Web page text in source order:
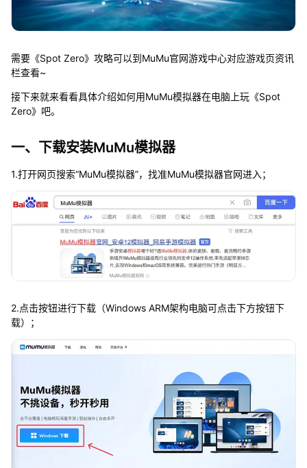
需要《Spot Zero》攻略可以到MuMu官网游戏中心对应游戏页资讯
栏查看~
接下来就来看看具体介绍如何用MuMu模拟器在电脑上玩《Spot
Zero》吧。
一、下载安装MuMu模拟器
1.打开网页搜索“MuMu模拟器”，找准MuMu模拟器官网进入；
2.点击按钮进行下载（Windows ARM架构电脑可点击下方按钮下
载）；